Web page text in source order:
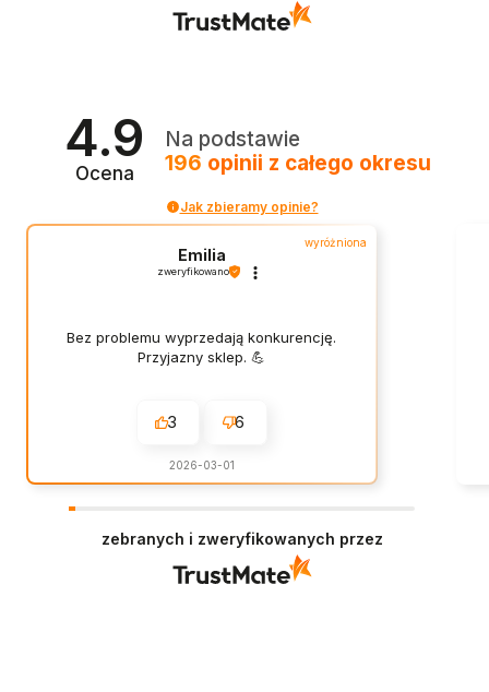
4.9
Ocena
Na podstawie
196 opinii z całego okresu
Jak zbieramy opinie?
wyróżniona
Emilia
zweryfikowano
Bez problemu wyprzedają konkurencję.
Przyjazny sklep. 💪
3 6
2026-03-01
zebranych i zweryfikowanych przez